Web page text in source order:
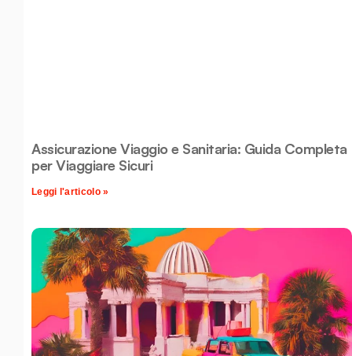
Assicurazione Viaggio e Sanitaria: Guida Completa
per Viaggiare Sicuri
Leggi l'articolo »